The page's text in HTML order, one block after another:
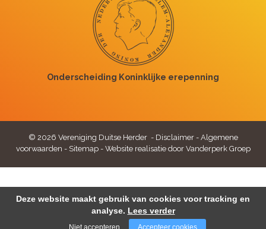
© 2026 Vereniging Duitse Herder - Disclaimer- Algemene
voorwaarden - Sitemap- Website realisatie door Vanderperk Groep
Deze website maakt gebruik van cookies voor tracking en
analyse. Lees verder